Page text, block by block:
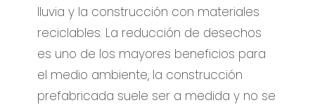
lluvia y la construcción con materiales
reciclables. La reducción de desechos
es uno de los mayores beneficios para
el medio ambiente, la construcción
prefabricada suele ser a medida y no se